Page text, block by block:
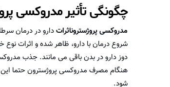
چگونگی تأثیر مدروکسی
مدروکسی پروژستروناثرات
دوز دارو در بدن باقی می مانند. جذب
هنگام مصرف مدروکسی پروژسترون حتما
شود.